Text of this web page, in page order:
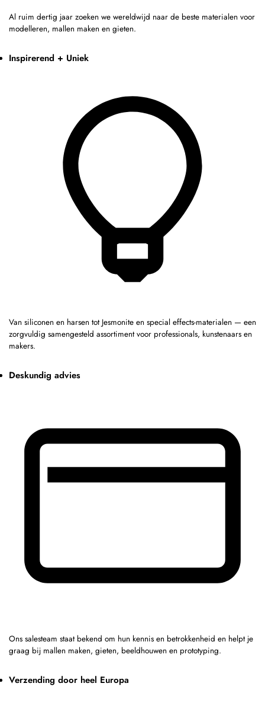
Al ruim dertig jaar zoeken we wereldwijd naar de beste materialen voor
modelleren, mallen maken en gieten.
Inspirerend + Uniek
Van siliconen en harsen tot Jesmonite en special effects-materialen — een
zorgvuldig samengesteld assortiment voor professionals, kunstenaars en
makers.
Deskundig advies
Ons salesteam staat bekend om hun kennis en betrokkenheid en helpt je
graag bij mallen maken, gieten, beeldhouwen en prototyping.
Verzending door heel Europa